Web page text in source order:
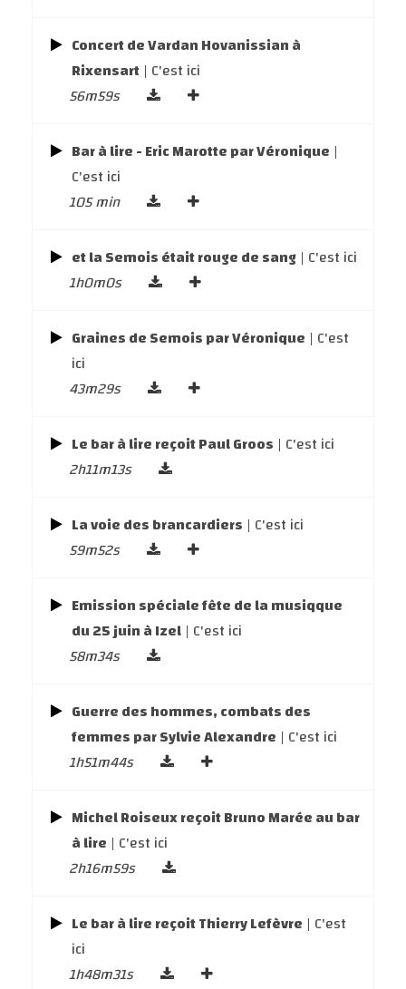
Concert de Vardan Hovanissian à
Rixensart | C'est ici
56m59s
Bar à lire - Eric Marotte par Véronique |
C'est ici
105 min
et la Semois était rouge de sang | C'est ici
1h0m0s
Graines de Semois par Véronique | C'est
ici
43m29s
Le bar à lire reçoit Paul Groos | C'est ici
2h11m13s
La voie des brancardiers | C'est ici
59m52s
Emission spéciale fête de la musiqque
du 25 juin à Izel | C'est ici
58m34s
Guerre des hommes, combats des
femmes par Sylvie Alexandre | C'est ici
1h51m44s
Michel Roiseux reçoit Bruno Marée au bar
à lire | C'est ici
2h16m59s
Le bar à lire reçoit Thierry Lefèvre | C'est
ici
1h48m31s